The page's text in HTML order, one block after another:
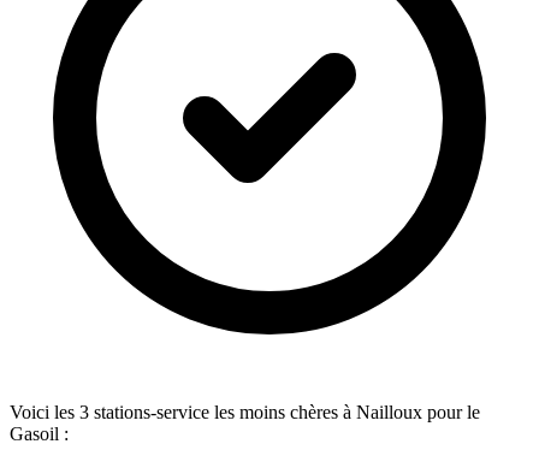
Voici les 3 stations-service les moins chères à Nailloux pour le
Gasoil :